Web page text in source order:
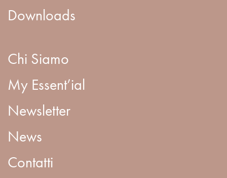
Downloads
Chi Siamo
My Essent’ial
Newsletter
News
Contatti